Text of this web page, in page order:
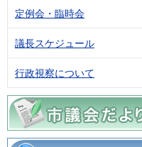
定例会・臨時会
議長スケジュール
行政視察について